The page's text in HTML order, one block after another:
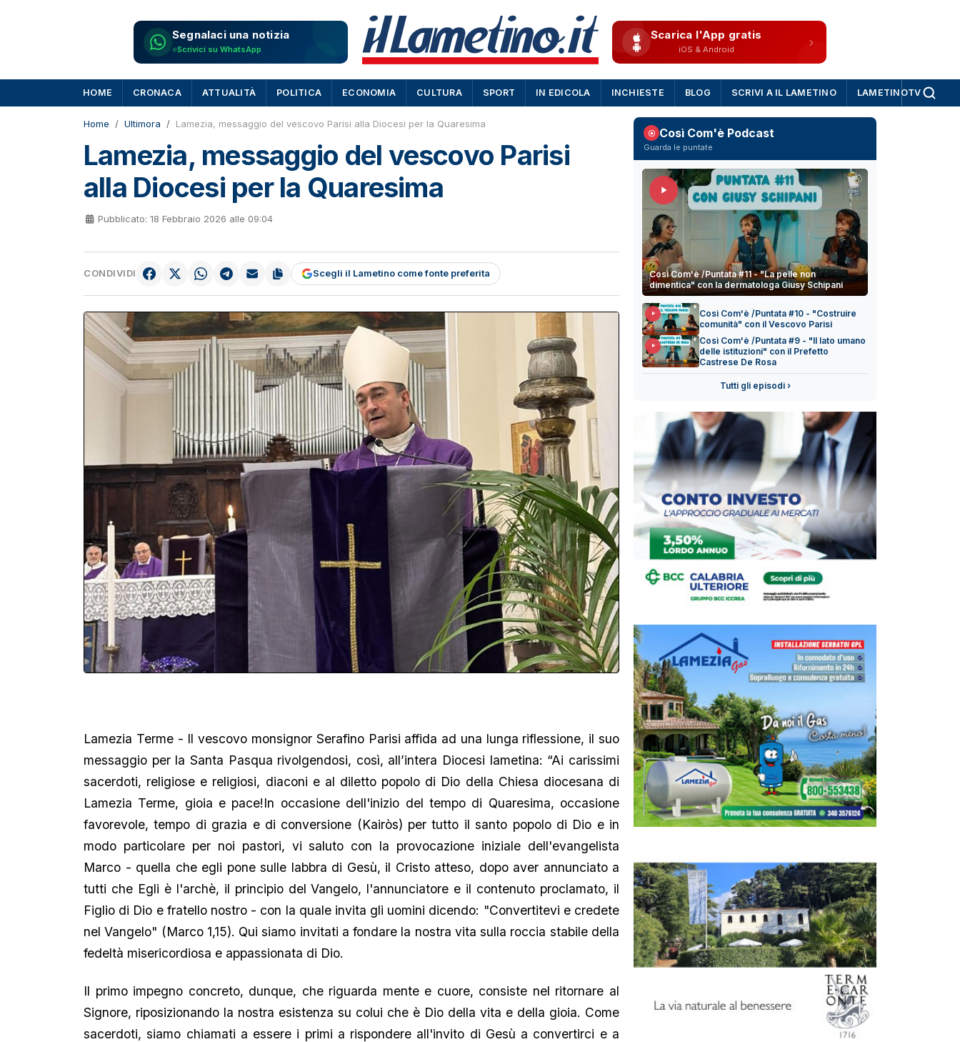
Segnalaci una notizia
Scrivici su WhatsApp
Scarica l'App gratis
iOS & Android
HOME CRONACA ATTUALITÀ POLITICA ECONOMIA CULTURA SPORT IN EDICOLA INCHIESTE BLOG SCRIVI A IL LAMETINO LAMETINOTV
Home Ultimora Lamezia, messaggio del vescovo Parisi alla Diocesi per la Quaresima
Lamezia, messaggio del vescovo Parisi
alla Diocesi per la Quaresima
Pubblicato: 18 Febbraio 2026 alle 09:04
CONDIVIDI Scegli il Lametino come fonte preferita
Lamezia Terme - Il vescovo monsignor Serafino Parisi affida ad una lunga riflessione, il suo
messaggio per la Santa Pasqua rivolgendosi, così, all’intera Diocesi lametina: “Ai carissimi
sacerdoti, religiose e religiosi, diaconi e al diletto popolo di Dio della Chiesa diocesana di
Lamezia Terme, gioia e pace!In occasione dell'inizio del tempo di Quaresima, occasione
favorevole, tempo di grazia e di conversione (Kairòs) per tutto il santo popolo di Dio e in
modo particolare per noi pastori, vi saluto con la provocazione iniziale dell'evangelista
Marco - quella che egli pone sulle labbra di Gesù, il Cristo atteso, dopo aver annunciato a
tutti che Egli è l'archè, il principio del Vangelo, l'annunciatore e il contenuto proclamato, il
Figlio di Dio e fratello nostro - con la quale invita gli uomini dicendo: "Convertitevi e credete
nel Vangelo" (Marco 1,15). Qui siamo invitati a fondare la nostra vita sulla roccia stabile della
fedeltà misericordiosa e appassionata di Dio.
Il primo impegno concreto, dunque, che riguarda mente e cuore, consiste nel ritornare al
Signore, riposizionando la nostra esistenza su colui che è Dio della vita e della gioia. Come
sacerdoti, siamo chiamati a essere i primi a rispondere all'invito di Gesù a convertirci e a
Così Com'è Podcast
Guarda le puntate
Così Com'è /Puntata #11 - "La pelle non
dimentica" con la dermatologa Giusy Schipani
Così Com'è /Puntata #10 - "Costruire
comunità" con il Vescovo Parisi
Così Com'è /Puntata #9 - "Il lato umano
delle istituzioni" con il Prefetto
Castrese De Rosa
Tutti gli episodi ›